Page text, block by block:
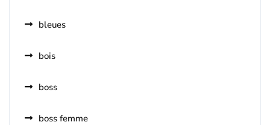
bleues
bois
boss
boss femme